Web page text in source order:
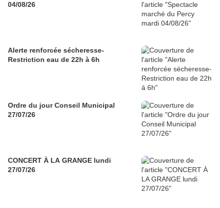
04/08/26
Alerte renforcée sécheresse-
Restriction eau de 22h à 6h
Ordre du jour Conseil Municipal
27/07/26
CONCERT À LA GRANGE lundi
27/07/26